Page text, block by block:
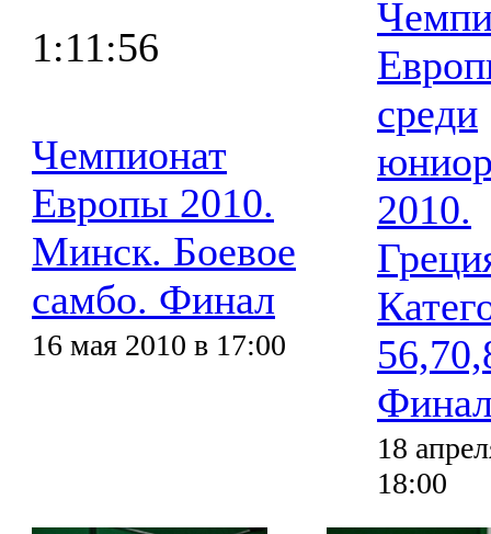
1:11:56
Чемпионат
Европы 2010.
Минск. Боевое
самбо. Финал
16 мая 2010 в 17:00
среди
2010.
18
18:00